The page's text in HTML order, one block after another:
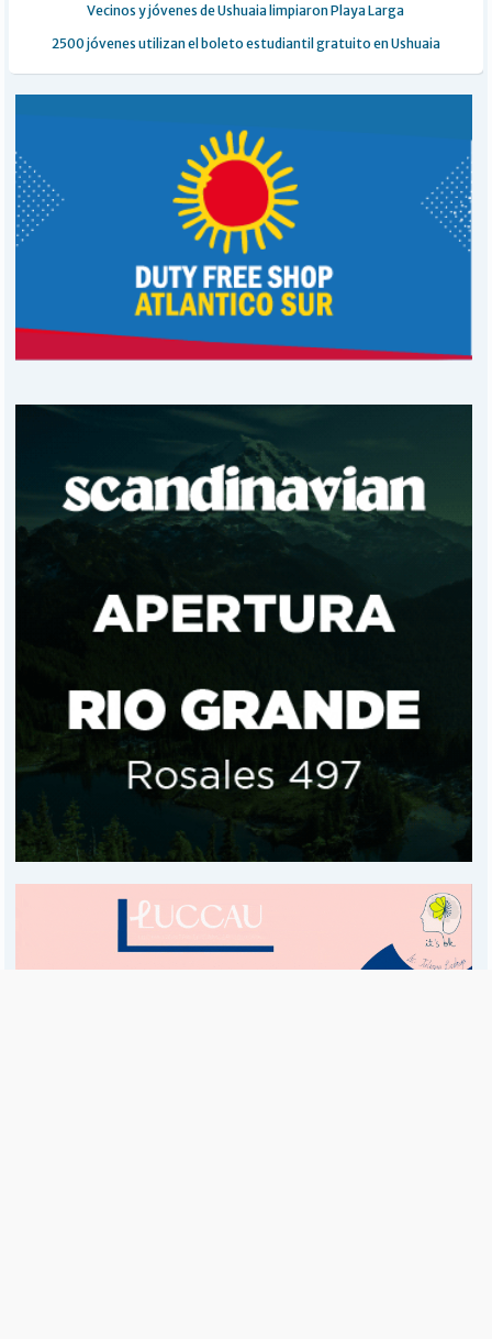
Vecinos y jóvenes de Ushuaia limpiaron Playa Larga
2500 jóvenes utilizan el boleto estudiantil gratuito en Ushuaia